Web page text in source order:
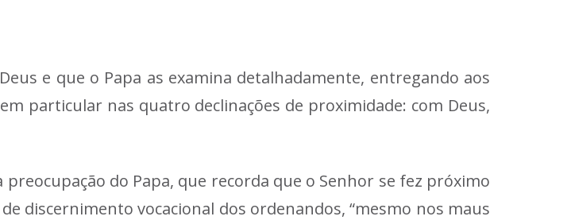
e que o Papa as examina detalhadamente, entregando aos
particular nas quatro declinações de proximidade: com Deus,
do Papa, que recorda que o Senhor se fez próximo
discernimento vocacional dos ordenandos, “mesmo nos maus